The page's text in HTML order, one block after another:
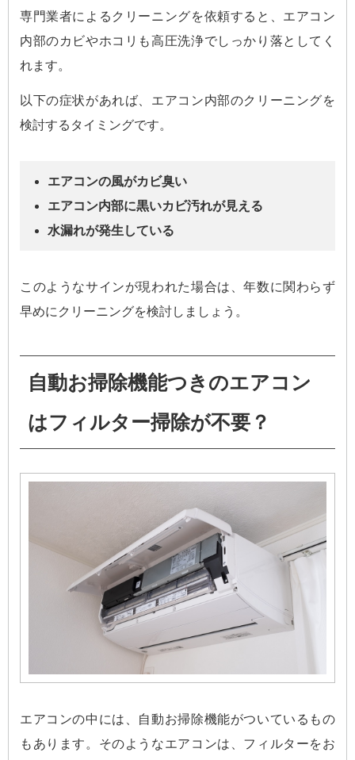
専門業者によるクリーニングを依頼すると、エアコン
内部のカビやホコリも高圧洗浄でしっかり落としてく
れます。
以下の症状があれば、エアコン内部のクリーニングを
検討するタイミングです。
エアコンの風がカビ臭い
エアコン内部に黒いカビ汚れが見える
水漏れが発生している
このようなサインが現われた場合は、年数に関わらず
早めにクリーニングを検討しましょう。
自動お掃除機能つきのエアコン
はフィルター掃除が不要？
エアコンの中には、自動お掃除機能がついているもの
もあります。そのようなエアコンは、フィルターをお